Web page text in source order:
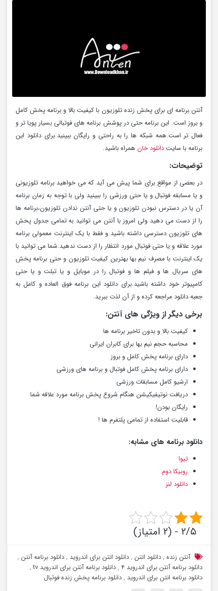
آنتن برنامه ای برای پخش زنده تلوزیون با کیفیت بالا و برنامه پخش کامل
و بروز است. این برنامه حتی در پوشش برنامه های فوتبالی بسیار پویا تر و
فعال تر است.همه شبکه ها را به راحتی و رایگان ببینید.برای دانلود این
برنامه با سایتدانلود خان همراه باشید.
توضیحات:
در بعضی از مواقع برای شما پیش می آید که می خواهید برنامه تلوزیونی
و یا مسابقه فوتبال و یا حتی ورزشی را ببینید ولی با توجه به زمان برنامه
آن یا در دسترس نبودن تلوزیون و یا حتی آنتن ندادن تلوزیون،برنامه ها
را از دست می دهید ولی امروز با آنتن می توانید به تمامی جدول پخش
های تلوزیون دسترسی داشته باشید و فقط با یک اینترنت معمولی برنامه
مورد علاقه و یا حتی فوتبال مورد انتظار را از دست ندهید.شما می توانید با
یک اینترنت با مصرف نیم بها بهترین کیفیت تلوزیون و حتی برنامه پخش
های سریال ها و فیلم ها و فوتبال را در موبایل و یا تبلت و یا حتی
کامپیوتر خود داشته باشید.برای دانلود این برنامه فوق العاده و کامل به
جعبه دانلود مراجعه کرده و از آن لذت ببرید.
برخی دیگر از ویژگی های آنتن:
کیفیت بالا و بدون تاخیر برنامه ها
محاسبه حجم نیم بها برای کابران ایرانی
دارای برنامه پخش کامل و بروز
دارای برنامه پخش کامل فوتبال و برنامه های ورزشی
ارشیو کامل مسابقات ورزشی
دریافت نوتیفیکیشن هنگام شروع پخش برنامه مورد علاقه شما
رایگان بودن!
قابلیت استفاده از تمامی پلتفرم ها !
دانلود برنامه های مشابه:
تیوا
روبیکا دوم
دانلود لنز
۲/۵ - (۲ امتیاز)
آنتن زنده ,دانلود انتن ,دانلود انتن برای اندروید ,دانلود برنامه آنتن ,
دانلود برنامه آنتن برای اندروید ۴
,دانلود برنامه آنتن برای اندروید tv
,
دانلود برنامه انتن برای اندروید ,دانلود برنامه پخش زنده فوتبال